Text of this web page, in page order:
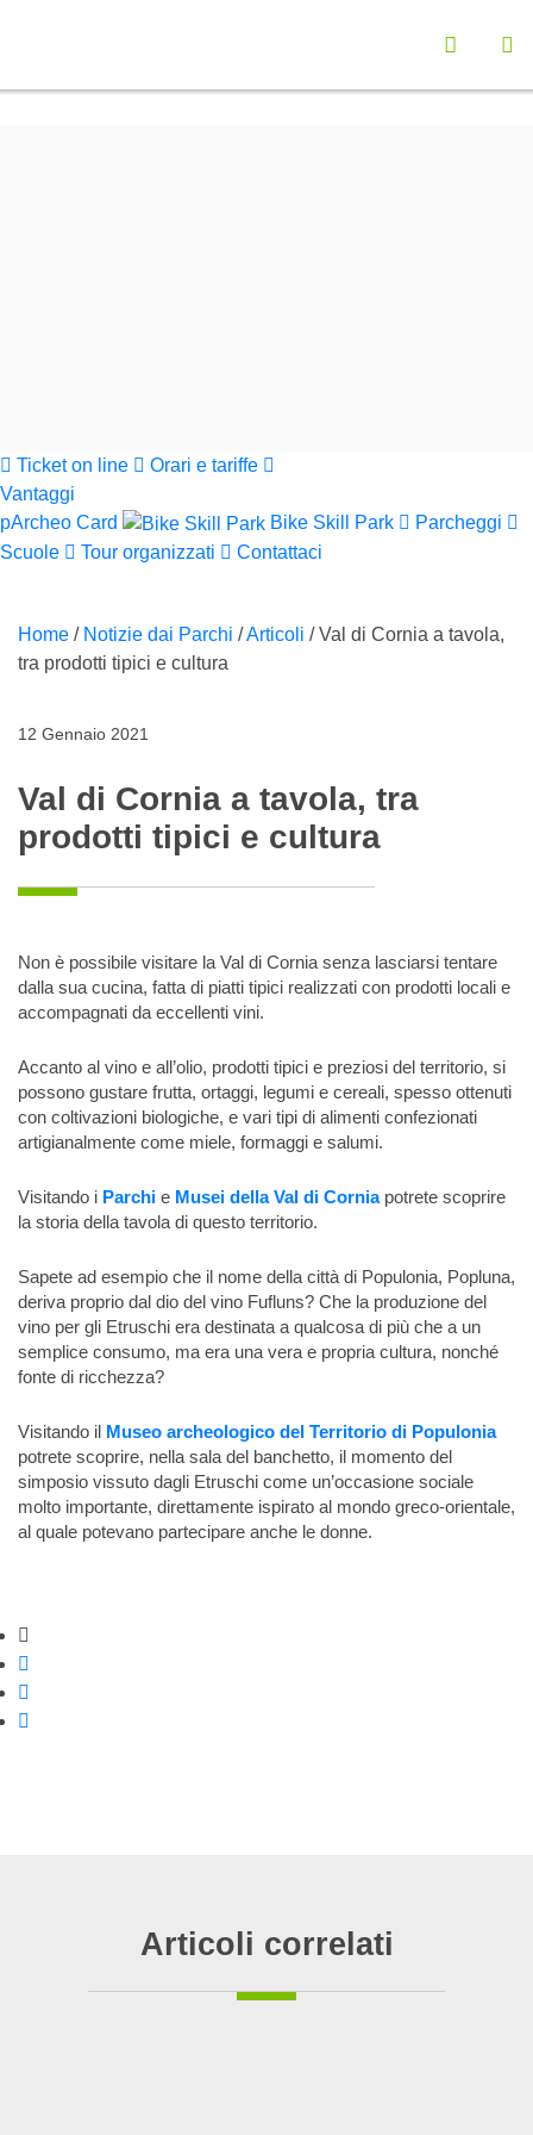
Funzionalità ricerca contenuti
Seleziona la
Ticket on line
Orari e tariffe
Vantaggi
pArcheo Card
Bike Skill Park
Parcheggi
Scuole
Tour organizzati Contattaci
Home / Notizie dai Parchi /Articoli /Val di Cornia a tavola,
tra prodotti tipici e cultura
12 Gennaio 2021
Val di Cornia a tavola, tra
prodotti tipici e cultura
Non è possibile visitare la Val di Cornia senza lasciarsi tentare
dalla sua cucina, fatta di piatti tipici realizzati con prodotti locali e
accompagnati da eccellenti vini.
Accanto al vino e all’olio, prodotti tipici e preziosi del territorio, si
possono gustare frutta, ortaggi, legumi e cereali, spesso ottenuti
con coltivazioni biologiche, e vari tipi di alimenti confezionati
artigianalmente come miele, formaggi e salumi.
Visitando i Parchi e Musei della Val di Corniapotrete scoprire
la storia della tavola di questo territorio.
Sapete ad esempio che il nome della città di Populonia, Popluna,
deriva proprio dal dio del vino Fufluns? Che la produzione del
vino per gli Etruschi era destinata a qualcosa di più che a un
semplice consumo, ma era una vera e propria cultura, nonché
fonte di ricchezza?
Visitando il Museo archeologico del Territorio di Populonia
potrete scoprire, nella sala del banchetto, il momento del
simposio vissuto dagli Etruschi come un’occasione sociale
molto importante, direttamente ispirato al mondo greco-orientale,
al quale potevano partecipare anche le donne.
Strumenti di condivisione
Articoli correlati